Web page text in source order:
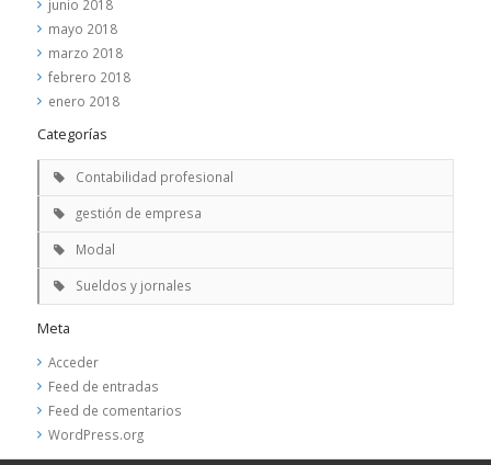
junio 2018
mayo 2018
marzo 2018
febrero 2018
enero 2018
Categorías
Contabilidad profesional
gestión de empresa
Modal
Sueldos y jornales
Meta
Acceder
Feed de entradas
Feed de comentarios
WordPress.org